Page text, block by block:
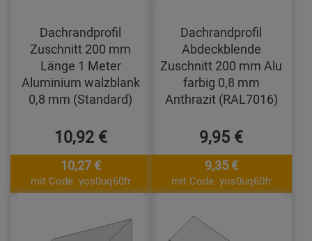
Dachrandprofil
Zuschnitt 200 mm
Länge 1 Meter
Aluminium walzblank
0,8 mm (Standard)
10,92 €
10,27 €
mit Code: yos0uq60fr
Dachrandprofil
Abdeckblende
Zuschnitt 200 mm Alu
farbig 0,8 mm
Anthrazit (RAL7016)
9,95 €
9,35 €
mit Code: yos0uq60fr